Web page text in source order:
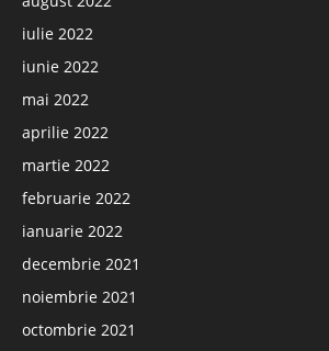
iulie 2022
iunie 2022
mai 2022
aprilie 2022
martie 2022
februarie 2022
ianuarie 2022
decembrie 2021
noiembrie 2021
octombrie 2021